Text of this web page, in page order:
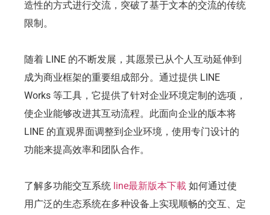
造性的方式进行交流，突破了基于文本的交流的传统
限制。
随着 LINE 的不断发展，其愿景已从个人互动延伸到
成为商业框架的重要组成部分。通过提供 LINE
Works 等工具，它提供了针对企业环境定制的选项，
使企业能够改进其互动流程。此面向企业的版本将
LINE 的直观界面调整到企业环境，使用专门设计的
功能来提高效率和团队合作。
了解多功能交互系统 line最新版本下載 如何通过使
用广泛的生态系统在多种设备上实现顺畅的交互、定